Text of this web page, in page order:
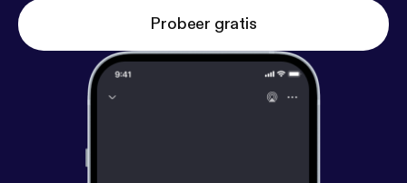
Probeer gratis